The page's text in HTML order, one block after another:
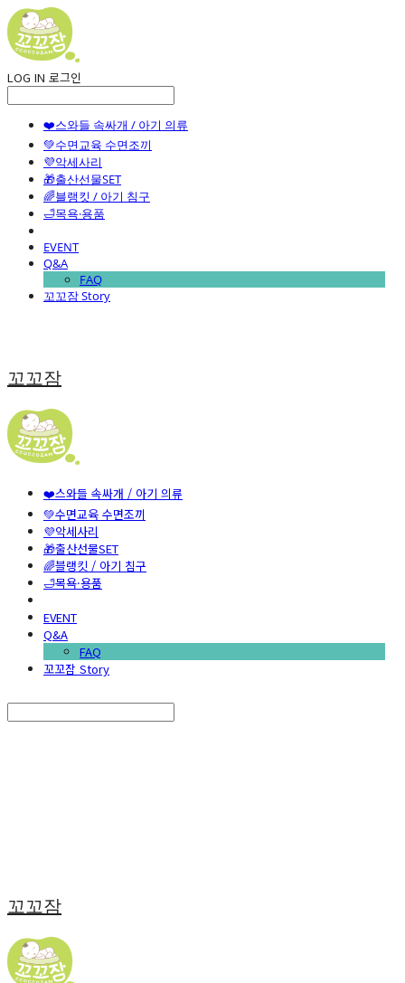
LOG IN 로그인
❤️스와들 속싸개 / 아기 의류
💚수면교육 수면조끼
💜악세사리
🎁출산선물SET
🌈블랭킷 / 아기 침구
🛁목욕·용품
EVENT
Q&A
FAQ
꼬꼬잠 Story
꼬꼬잠
❤️스와들 속싸개 / 아기 의류
💚수면교육 수면조끼
💜악세사리
🎁출산선물SET
🌈블랭킷 / 아기 침구
🛁목욕·용품
EVENT
Q&A
FAQ
꼬꼬잠 Story
꼬꼬잠